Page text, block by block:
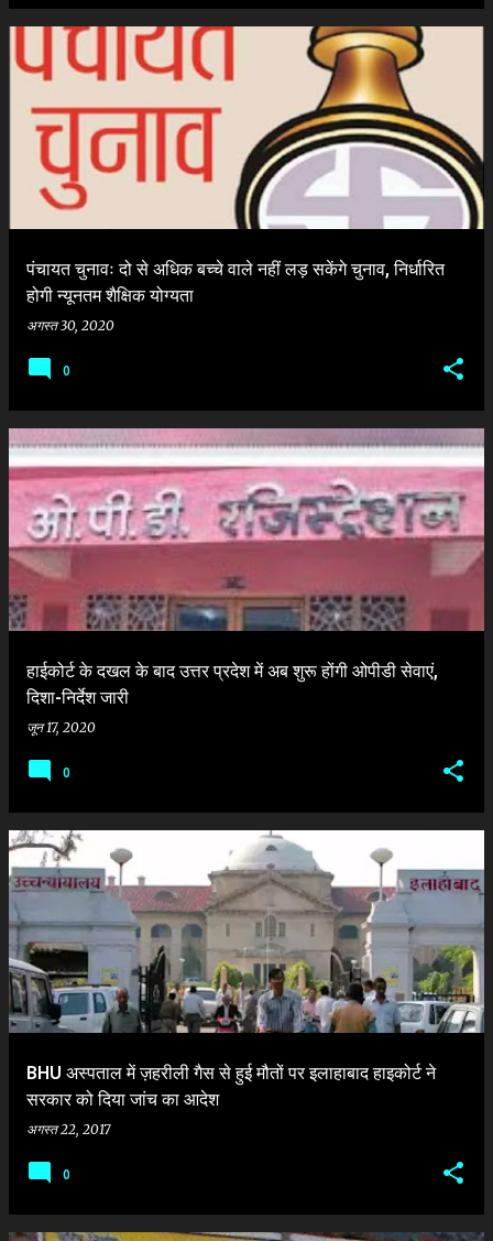
पंचायत चुनावः दो से अधिक बच्चे वाले नहीं लड़ सकेंगे चुनाव, निर्धारित
होगी न्यूनतम शैक्षिक योग्यता
अगस्त 30, 2020
0
हाईकोर्ट के दखल के बाद उत्तर प्रदेश में अब शुरू होंगी ओपीडी सेवाएं,
दिशा-निर्देश जारी
जून 17, 2020
0
BHU अस्पताल में ज़हरीली गैस से हुई मौतों पर इलाहाबाद हाइकोर्ट ने
सरकार को दिया जांच का आदेश
अगस्त 22, 2017
0